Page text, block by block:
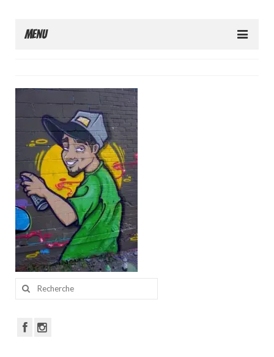
Menu
About
Portfolio
Walls
Collective walls
Decor
Custom Art
Canvas
Blog
Videos
Rechercher